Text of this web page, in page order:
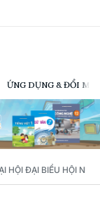
ỨNG DỤNG & ĐỔI
HỘI ĐẠI BIỂU HỘI NỮ